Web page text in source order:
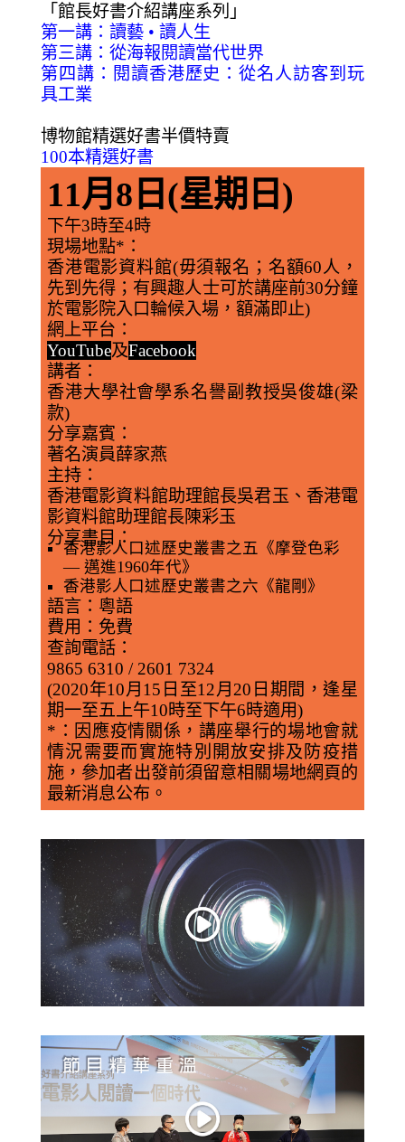
「館長好書介紹講座系列」
第一講：讀藝 • 讀人生
第三講：從海報閱讀當代世界
第四講：閱讀香港歷史：從名人訪客到玩
具工業
博物館精選好書半價特賣
100本精選好書
11月8日(星期日)
下午3時至4時
現場地點* ：
香港電影資料館(毋須報名；名額60人，
先到先得；有興趣人士可於講座前30分鐘
於電影院入口輪候入場，額滿即止)
網上平台 ：
YouTube及Facebook
講者：
香港大學社會學系名譽副教授吳俊雄(梁
款)
分享嘉賓 ：
著名演員薛家燕
主持：
香港電影資料館助理館長吳君玉、香港電
影資料館助理館長陳彩玉
分享書目 ：
香港影人口述歷史叢書之五《摩登色彩
— 邁進1960年代》
香港影人口述歷史叢書之六《龍剛》
語言：粵語
費用 ：免費
查詢電話：
9865 6310 / 2601 7324
(2020年10月15日至12月20日期間，逢星
期一至五上午10時至下午6時適用)
*：因應疫情關係，講座舉行的場地會就
情況需要而實施特別開放安排及防疫措
施，參加者出發前須留意相關場地網頁的
最新消息公布。